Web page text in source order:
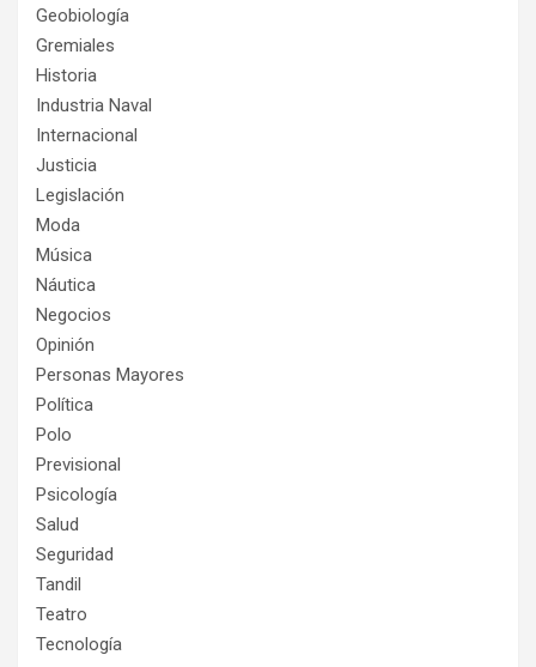
Geobiología
Gremiales
Historia
Industria Naval
Internacional
Justicia
Legislación
Moda
Música
Náutica
Negocios
Opinión
Personas Mayores
Política
Polo
Previsional
Psicología
Salud
Seguridad
Tandil
Teatro
Tecnología